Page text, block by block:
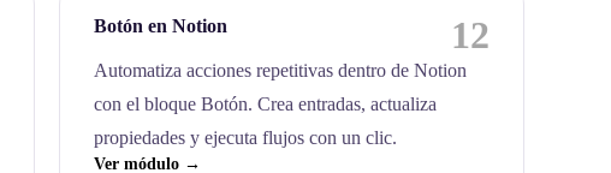
Botón en Notion 12
Automatiza acciones repetitivas dentro de Notion
con el bloque Botón. Crea entradas, actualiza
propiedades y ejecuta flujos con un clic.
Ver módulo →